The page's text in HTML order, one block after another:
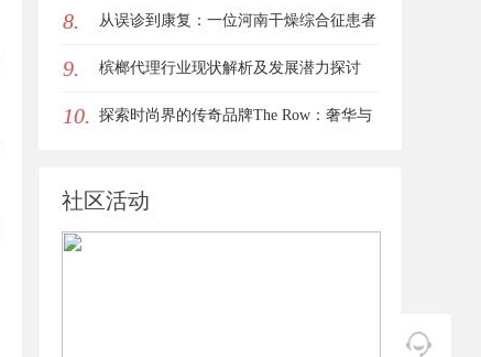
8. 从误诊到康复：一位河南干燥综合征患者
的艰辛求医路
9. 槟榔代理行业现状解析及发展潜力探讨
10. 探索时尚界的传奇品牌The Row：奢华与
社区活动